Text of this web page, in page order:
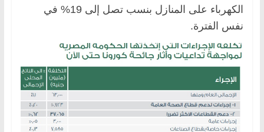
الكهرباء على المنازل بنسب تصل إلى 19% في
نفس الفترة.